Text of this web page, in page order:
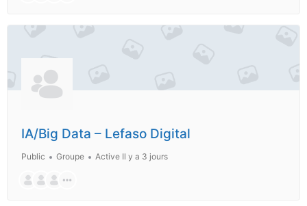
IA/Big Data – Lefaso Digital
Public Groupe Active Il y a 3 jours